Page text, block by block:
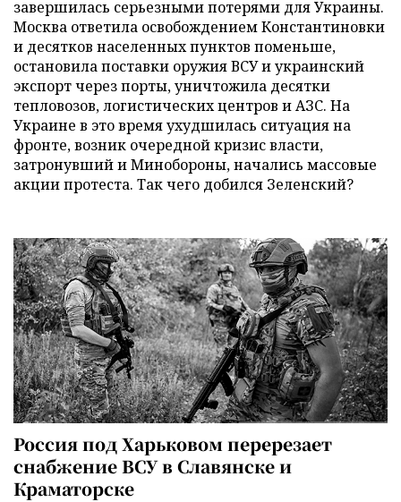
завершилась серьезными потерями для Украины.
Москва ответила освобождением Константиновки
и десятков населенных пунктов поменьше,
остановила поставки оружия ВСУ и украинский
экспорт через порты, уничтожила десятки
тепловозов, логистических центров и АЗС. На
Украине в это время ухудшилась ситуация на
фронте, возник очередной кризис власти,
затронувший и Минобороны, начались массовые
акции протеста. Так чего добился Зеленский?
Россия под Харьковом перерезает
снабжение ВСУ в Славянске и
Краматорске